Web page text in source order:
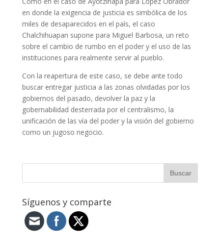
en donde la exigencia de justicia es simbólica de los
miles de desaparecidos en el país, el caso
Chalchihuapan supone para Miguel Barbosa, un reto
sobre el cambio de rumbo en el poder y el uso de las
instituciones para realmente servir al pueblo.
Con la reapertura de este caso, se debe ante todo
buscar entregar justicia a las zonas olvidadas por los
gobiernos del pasado, devolver la paz y la
gobernabilidad desterrada por el centralismo, la
unificación de las vía del poder y la visión del gobierno
como un jugoso negocio.
Síguenos y comparte